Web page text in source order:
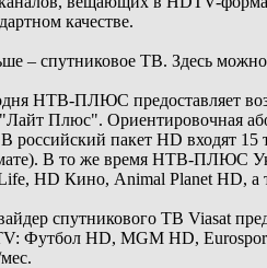
качестве.
– спутниковое ТВ. Здесь
НТВ-ПЛЮС предоставляет
Плюс". Ориентировочная
российский пакет HD входят
В то же время НТВ-ПЛЮС
HD Кино, Animal Planet HD, а
спутникового ТВ Viasat
Футбол HD, MGM HD,